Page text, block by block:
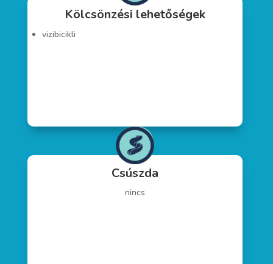
Kölcsönzési lehetőségek
vizibicikli
Csúszda
nincs